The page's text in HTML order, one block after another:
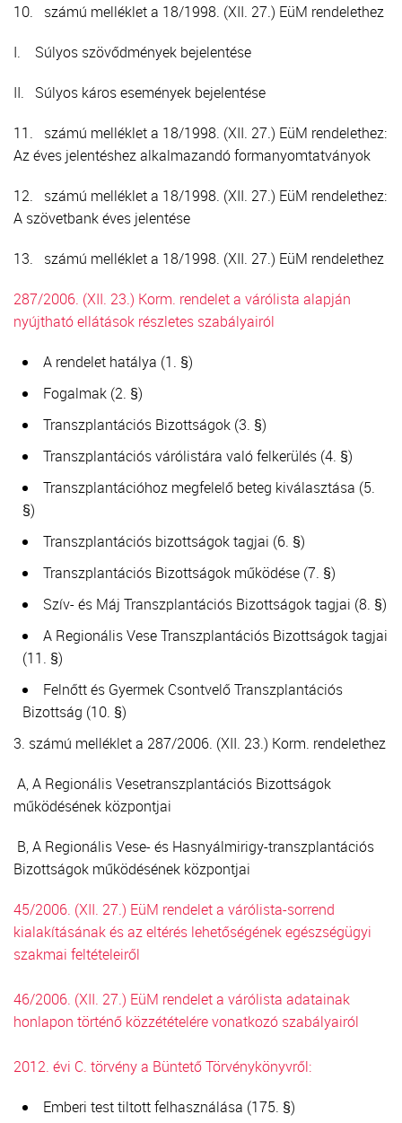
10. számú melléklet a 18/1998. (XII. 27.) EüM rendelethez
I. Súlyos szövődmények bejelentése
II. Súlyos káros események bejelentése
11. számú melléklet a 18/1998. (XII. 27.) EüM rendelethez:
Az éves jelentéshez alkalmazandó formanyomtatványok
12. számú melléklet a 18/1998. (XII. 27.) EüM rendelethez:
A szövetbank éves jelentése
13. számú melléklet a 18/1998. (XII. 27.) EüM rendelethez
287/2006. (XII. 23.) Korm. rendelet a várólista alapján
nyújtható ellátások részletes szabályairól
A rendelet hatálya (1. §)
Fogalmak (2. §)
Transzplantációs Bizottságok (3. §)
Transzplantációs várólistára való felkerülés (4. §)
Transzplantációhoz megfelelő beteg kiválasztása (5.
§)
Transzplantációs bizottságok tagjai (6. §)
Transzplantációs Bizottságok működése (7. §)
Szív- és Máj Transzplantációs Bizottságok tagjai (8. §)
A Regionális Vese Transzplantációs Bizottságok tagjai
(11. §)
Felnőtt és Gyermek Csontvelő Transzplantációs
Bizottság (10. §)
3. számú melléklet a 287/2006. (XII. 23.) Korm. rendelethez
A, A Regionális Vesetranszplantációs Bizottságok
működésének központjai
B, A Regionális Vese- és Hasnyálmirigy-transzplantációs
Bizottságok működésének központjai
45/2006. (XII. 27.) EüM rendelet a várólista-sorrend
kialakításának és az eltérés lehetőségének egészségügyi
szakmai feltételeiről
46/2006. (XII. 27.) EüM rendelet a várólista adatainak
honlapon történő közzétételére vonatkozó szabályairól
2012. évi C. törvény a Büntető Törvénykönyvről:
Emberi test tiltott felhasználása (175. §)